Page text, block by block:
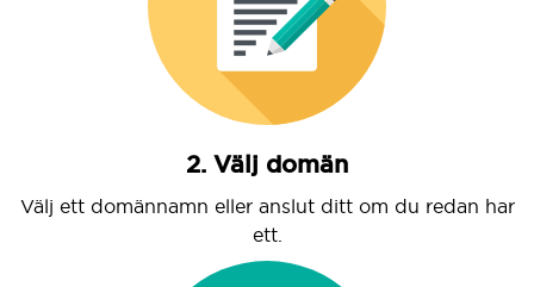
2. Välj domän
Välj ett domännamn eller anslut ditt om du redan har
ett.